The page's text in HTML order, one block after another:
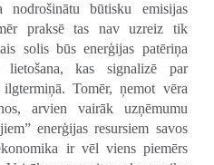
nodrošinātu būtisku emisijas
praksē tas nav uzreiz tik
solis būs enerģijas patēriņa
lietošana, kas signalizē par
Tomēr, ņemot vēra
arvien vairāk uzņēmumu
enerģijas resursiem savos
ir vēl viens piemērs